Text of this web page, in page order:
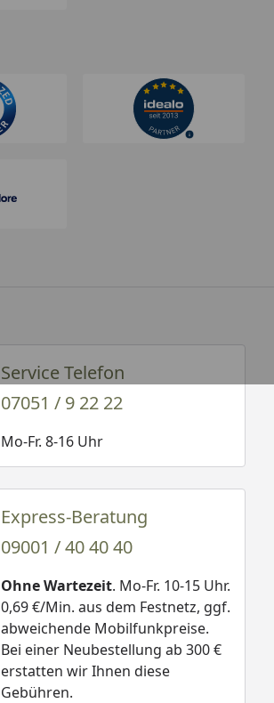
Service Telefon
07051 / 9 22 22
Mo-Fr. 8-16 Uhr
Express-Beratung
09001 / 40 40 40
Ohne Wartezeit. Mo-Fr. 10-15 Uhr.
0,69 €/Min. aus dem Festnetz, ggf.
abweichende Mobilfunkpreise.
Bei einer Neubestellung ab 300 €
erstatten wir Ihnen diese
Gebühren.